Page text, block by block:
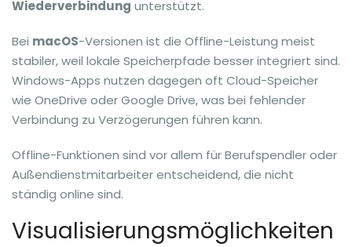
Wiederverbindung unterstützt.
Bei macOS-Versionen ist die Offline-Leistung meist
stabiler, weil lokale Speicherpfade besser integriert sind.
Windows-Apps nutzen dagegen oft Cloud-Speicher
wie OneDrive oder Google Drive, was bei fehlender
Verbindung zu Verzögerungen führen kann.
Offline-Funktionen sind vor allem für Berufspendler oder
Außendienstmitarbeiter entscheidend, die nicht
ständig online sind.
Visualisierungsmöglichkeiten